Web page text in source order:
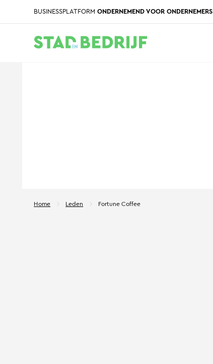
BUSINESSPLATFORMONDERNEMEND VOOR ONDERNEMERS
Home Leden Fortune Coffee